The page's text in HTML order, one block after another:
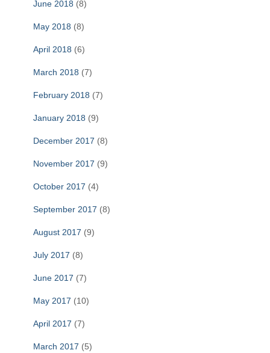
June 2018 (8)
May 2018 (8)
April 2018 (6)
March 2018 (7)
February 2018 (7)
January 2018 (9)
December 2017 (8)
November 2017 (9)
October 2017 (4)
September 2017 (8)
August 2017 (9)
July 2017 (8)
June 2017 (7)
May 2017 (10)
April 2017 (7)
March 2017 (5)